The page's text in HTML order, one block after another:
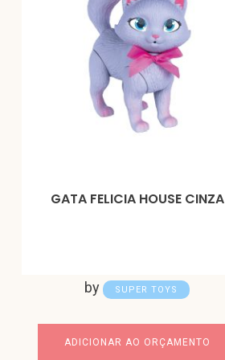
GATA FELICIA HOUSE CINZA
by SUPER TOYS
ADICIONAR AO ORÇAMENTO